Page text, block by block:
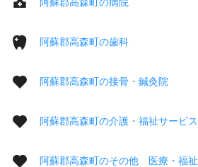
阿蘇郡高森町の歯科
阿蘇郡高森町の接骨・鍼灸院
阿蘇郡高森町の介護・福祉サービス
阿蘇郡高森町のその他 医療・福祉